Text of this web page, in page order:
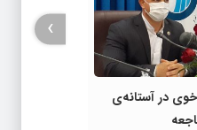
در آستانه‌ی
›